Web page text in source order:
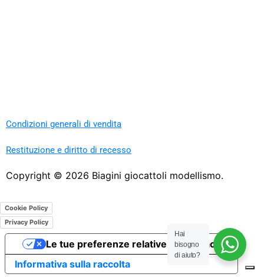
Condizioni generali di vendita
Restituzione e diritto di recesso
Copyright © 2026 Biagini giocattoli modellismo.
Cookie Policy
Privacy Policy
Hai
bisogno
di aiuto?
Informativa sulla raccolta
Le tue preferenze relative alla privacy